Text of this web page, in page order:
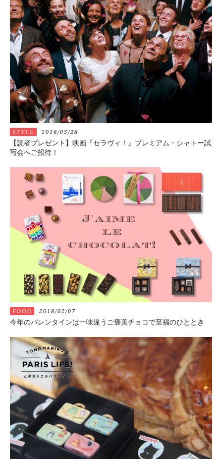
STYLE 2018/05/28
【読者プレゼント】映画『セラヴィ！』プレミアム・シャトー試
写会へご招待！
FOOD 2018/02/07
今年のバレンタインは一味違うご褒美チョコで至福のひととき